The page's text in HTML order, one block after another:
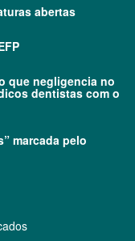
abertas
que negligencia no
dentistas com o
marcada pelo